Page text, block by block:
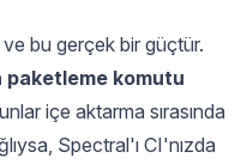
ve bu gerçek bir güçtür.
paketleme komutu
içe aktarma sırasında
Spectral'ı CI'nızda